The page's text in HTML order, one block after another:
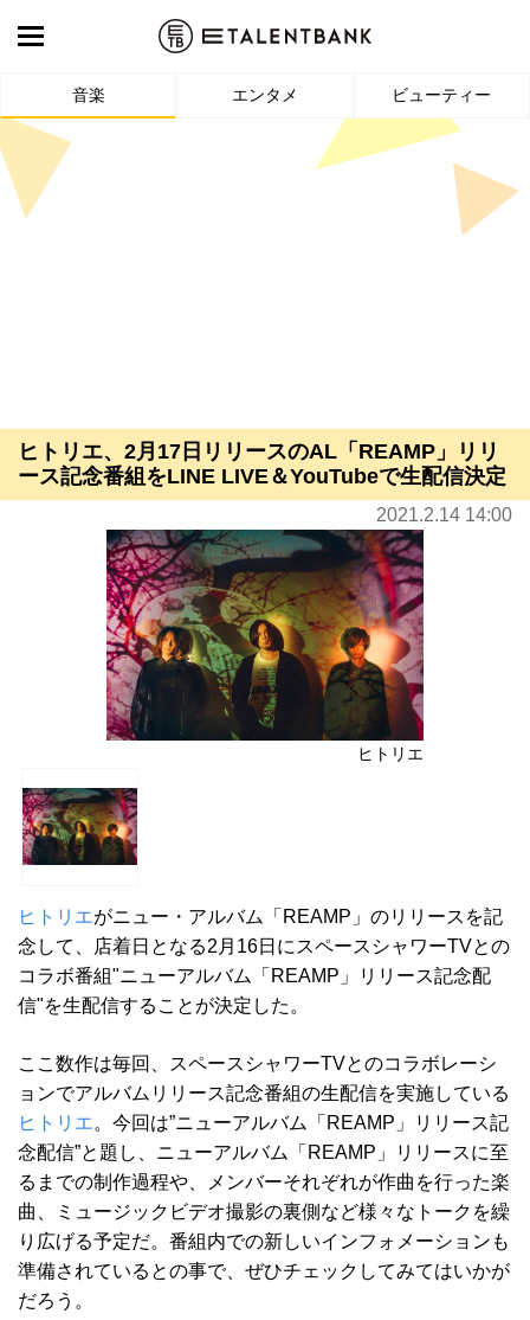
音楽 エンタメ ビューティー
ヒトリエ、2月17日リリースのAL「REAMP」リリ
ース記念番組をLINE LIVE＆YouTubeで生配信決定
2021.2.14 14:00
ヒトリエ
ヒトリエがニュー・アルバム「REAMP」のリリースを記
念して、店着日となる2月16日にスペースシャワーTVとの
コラボ番組"ニューアルバム「REAMP」リリース記念配
信"を生配信することが決定した。
ここ数作は毎回、スペースシャワーTVとのコラボレーシ
ョンでアルバムリリース記念番組の生配信を実施している
ヒトリエ。今回は”ニューアルバム「REAMP」リリース記
念配信”と題し、ニューアルバム「REAMP」リリースに至
るまでの制作過程や、メンバーそれぞれが作曲を行った楽
曲、ミュージックビデオ撮影の裏側など様々なトークを繰
り広げる予定だ。番組内での新しいインフォメーションも
準備されているとの事で、ぜひチェックしてみてはいかが
だろう。